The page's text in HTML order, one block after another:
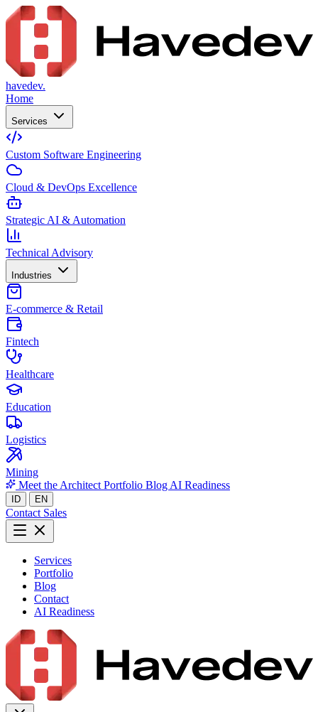
havedev.
Home
Services
Custom Software Engineering
Cloud & DevOps Excellence
Strategic AI & Automation
Technical Advisory
Industries
E-commerce & Retail
Fintech
Healthcare
Education
Logistics
Mining
Meet the Architect Portfolio Blog AI Readiness
ID EN
Contact Sales
Services
Portfolio
Blog
Contact
AI Readiness